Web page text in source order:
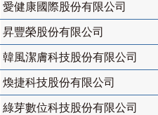
愛健康國際股份有限公司
昇豐榮股份有限公司
韓風潔膚科技股份有限公司
煥捷科技股份有限公司
綠芽數位科技股份有限公司